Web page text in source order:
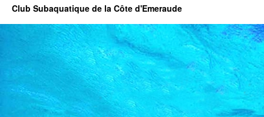
Club Subaquatique de la Côte d'Emeraude